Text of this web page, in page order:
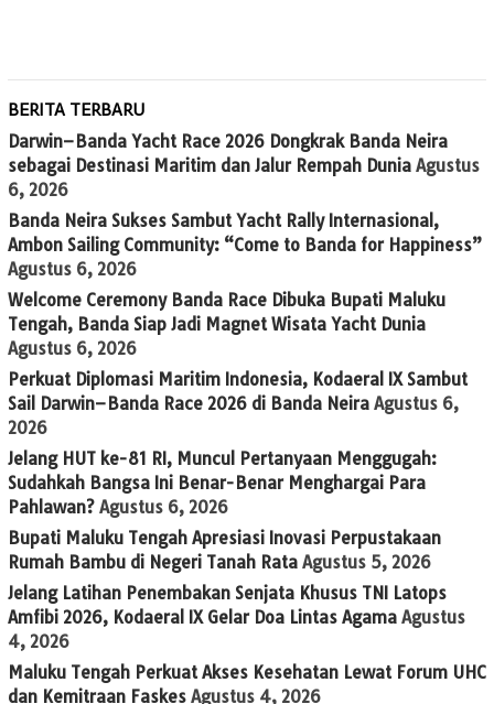
BERITA TERBARU
Darwin–Banda Yacht Race 2026 Dongkrak Banda Neira
sebagai Destinasi Maritim dan Jalur Rempah Dunia Agustus
6, 2026
Banda Neira Sukses Sambut Yacht Rally Internasional,
Ambon Sailing Community: “Come to Banda for Happiness”
Agustus 6, 2026
Welcome Ceremony Banda Race Dibuka Bupati Maluku
Tengah, Banda Siap Jadi Magnet Wisata Yacht Dunia
Agustus 6, 2026
Perkuat Diplomasi Maritim Indonesia, Kodaeral IX Sambut
Sail Darwin–Banda Race 2026 di Banda Neira Agustus 6,
2026
Jelang HUT ke-81 RI, Muncul Pertanyaan Menggugah:
Sudahkah Bangsa Ini Benar-Benar Menghargai Para
Pahlawan? Agustus 6, 2026
Bupati Maluku Tengah Apresiasi Inovasi Perpustakaan
Rumah Bambu di Negeri Tanah Rata Agustus 5, 2026
Jelang Latihan Penembakan Senjata Khusus TNI Latops
Amfibi 2026, Kodaeral IX Gelar Doa Lintas Agama Agustus
4, 2026
Maluku Tengah Perkuat Akses Kesehatan Lewat Forum UHC
dan Kemitraan Faskes Agustus 4, 2026